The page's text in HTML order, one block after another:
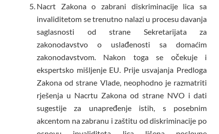
Nacrt Zakona o zabrani diskriminacije lica sa
invaliditetom se trenutno nalazi u procesu davanja
saglasnosti od strane Sekretarijata za
zakonodavstvo o uslađenosti sa domaćim
zakonodavstvom. Nakon toga se očekuje i
ekspertsko mišljenje EU. Prije usvajanja Predloga
Zakona od strane Vlade, neophodno je razmatriti
rješenja u Nacrtu Zakona od strane NVO i dati
sugestije za unapređenje istih, s posebnim
akcentom na zabranu i zaštitu od diskriminacije po